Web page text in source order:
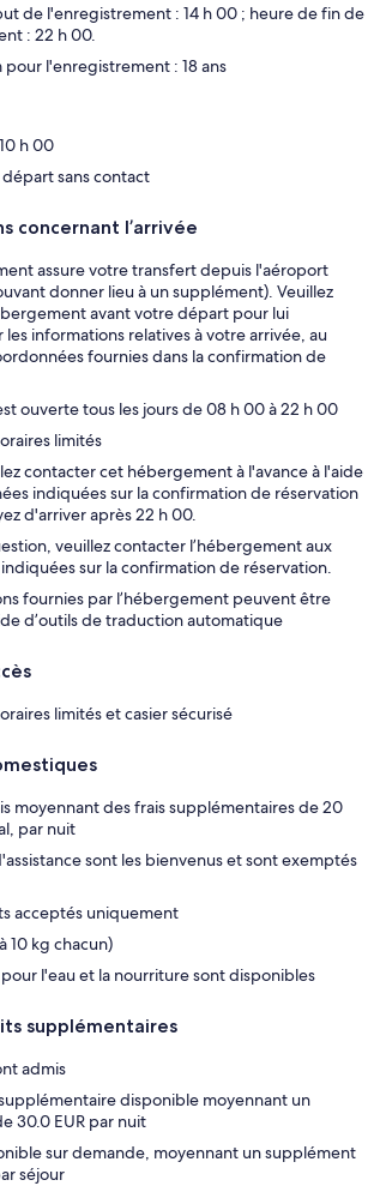
de l'enregistrement : 14 h 00 ; heure de fin de
: 22 h 00.
l'enregistrement : 18 ans
h 00
sans contact
concernant l’arrivée
assure votre transfert depuis l'aéroport
donner lieu à un supplément). Veuillez
avant votre départ pour lui
informations relatives à votre arrivée, au
fournies dans la confirmation de
ouverte tous les jours de 08 h 00 à 22 h 00
limités
contacter cet hébergement à l'avance à l'aide
indiquées sur la confirmation de réservation
d'arriver après 22 h 00.
veuillez contacter l’hébergement aux
sur la confirmation de réservation.
fournies par l’hébergement peuvent être
d’outils de traduction automatique
limités et casier sécurisé
moyennant des frais supplémentaires de 20
par nuit
sont les bienvenus et sont exemptés
acceptés uniquement
10 kg chacun)
l'eau et la nourriture sont disponibles
supplémentaires
admis
disponible moyennant un
30.0 EUR par nuit
sur demande, moyennant un supplément
séjour